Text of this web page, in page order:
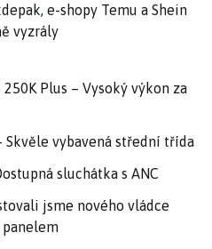
e-shopy Temu a Shein
vyzrály
Plus – Vysoký výkon za
Skvěle vybavená střední třída
sluchátka s ANC
jsme nového vládce
panelem